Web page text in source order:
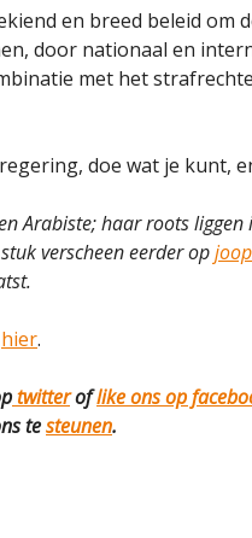
en breed beleid om
door nationaal en
met het
doe wat je kunt,
Arabiste; haar roots
verscheen eerder op
hier.
twitteroflike ons op
testeunen.